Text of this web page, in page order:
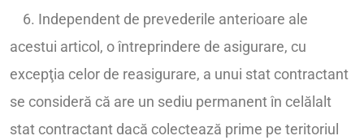
6. Independent de prevederile anterioare ale
acestui articol, o întreprindere de asigurare, cu
excepţia celor de reasigurare, a unui stat contractant
se consideră că are un sediu permanent în celălalt
stat contractant dacă colectează prime pe teritoriul